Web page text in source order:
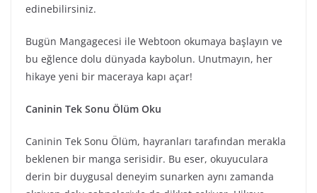
edinebilirsiniz.
Bugün Mangagecesi ile Webtoon okumaya başlayın ve
bu eğlence dolu dünyada kaybolun. Unutmayın, her
hikaye yeni bir maceraya kapı açar!
Caninin Tek Sonu Ölüm Oku
Caninin Tek Sonu Ölüm, hayranları tarafından merakla
beklenen bir manga serisidir. Bu eser, okuyuculara
derin bir duygusal deneyim sunarken aynı zamanda